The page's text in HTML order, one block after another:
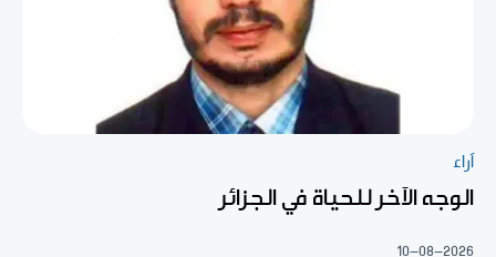
آراء
الوجه الآخر للحياة في الجزائر
10-08-2026